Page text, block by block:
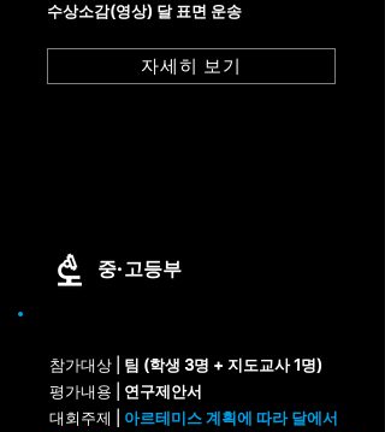
수상소감(영상) 달 표면 운송
자세히 보기
중·고등부
참가대상 | 팀 (학생 3명 + 지도교사 1명)
평가내용 | 연구제안서
​대회주제 | 아르테미스 계획에 따라 달에서